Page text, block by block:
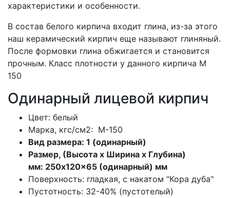
характеристики и особенности.
В состав белого кирпича входит глина, из-за этого
наш керамический кирпич еще называют глиняный.
После формовки глина обжигается и становится
прочным. Класс плотности у данного кирпича М
150
Одинарный лицевой кирпич
Цвет: белый
Марка, кгс/см2: M-150
Вид размера: 1 (одинарный)
Размер, (Высота х Ширина х Глубина)
мм: 250x120x65 (одинарный) мм
Поверхность: гладкая, с накатом "Кора дуба"
Пустотность: 32-40% (пустотелый)